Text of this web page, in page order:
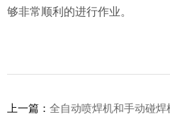
够非常顺利的进行作业。
上一篇： 全自动喷焊机和手动碰焊